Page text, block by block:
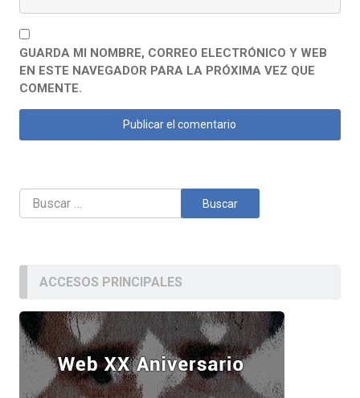
GUARDA MI NOMBRE, CORREO ELECTRÓNICO Y WEB
EN ESTE NAVEGADOR PARA LA PRÓXIMA VEZ QUE
COMENTE.
Buscar:
ACCESOS PRINCIPALES